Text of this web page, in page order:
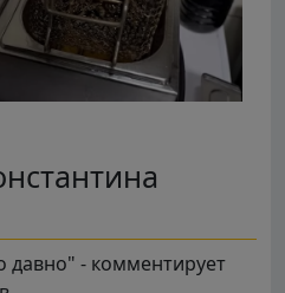
давно" - комментирует